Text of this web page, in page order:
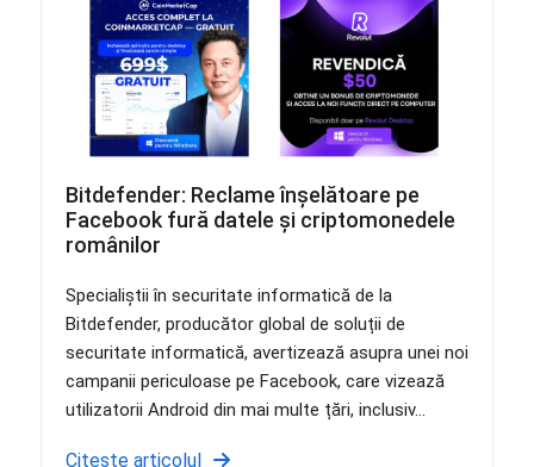
Bitdefender: Reclame înșelătoare pe
Facebook fură datele și criptomonedele
românilor
Specialiștii în securitate informatică de la
Bitdefender, producător global de soluții de
securitate informatică, avertizează asupra unei noi
campanii periculoase pe Facebook, care vizează
utilizatorii Android din mai multe țări, inclusiv...
Citește articolul